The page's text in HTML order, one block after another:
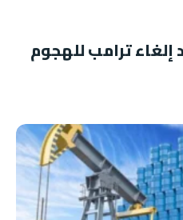
إلغاء ترامب للهجوم